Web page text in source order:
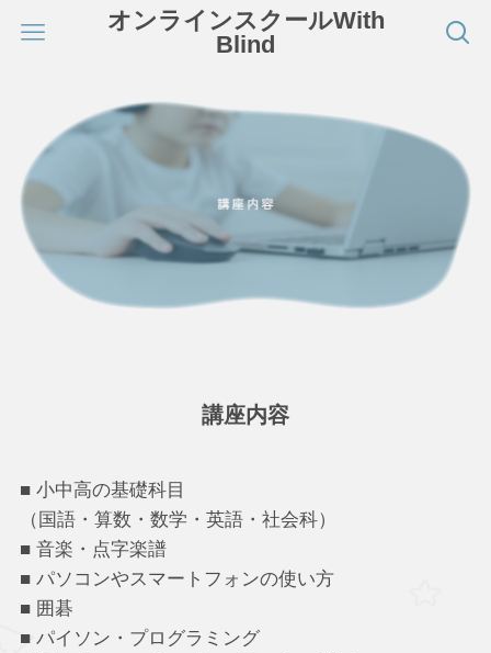
オンラインスクールWith
Blind
講座内容
■ 小中高の基礎科目
（国語・算数・数学・英語・社会科）
■ 音楽・点字楽譜
■ パソコンやスマートフォンの使い方
■ 囲碁
■ パイソン・プログラミング